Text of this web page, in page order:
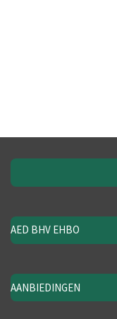
AED BHV EHBO
AANBIEDINGEN